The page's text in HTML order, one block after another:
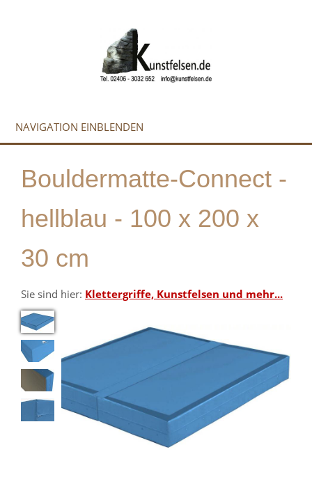
NAVIGATION EINBLENDEN
Bouldermatte-Connect -
hellblau - 100 x 200 x
30 cm
Sie sind hier: Klettergriffe, Kunstfelsen und mehr...